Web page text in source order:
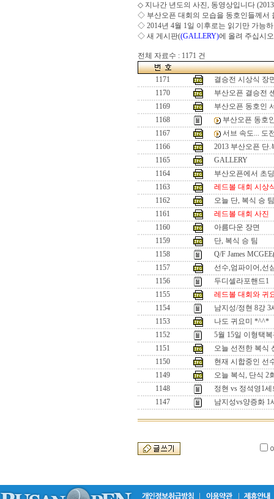
◇ 지나간 년도의 사진, 동영상입니다
◇ 부산오픈 대회의 모습을 동호인들께서
◇ 2014년 4월 1일 이후로는 읽기만 가능
◇ 새 게시판((GALLERY)에 올려 주십시오
전체 자료수 : 1171 건
1171
결승전 시상식 장
1170
부산오픈 결승전
1169
부산오픈 동호인
1168
부산오픈 동호
1167
서브 속도... 도
1166
2013 부산오픈 단
1165
GALLERY
1164
부산오픈에서 초
1163
레드볼 대회 시상
1162
오늘 단, 복식 승 팀
1161
레드볼 대회 사진
1160
아름다운 장면
1159
단, 복식 승 팀
1158
Q/F James
1157
선수,엄파이어,선
1156
두디셀라포핸드1
1155
레드볼 대회와 귀
1154
남지성/정현 8강 3
1153
나도 귀요미 *^^*
1152
5월 15일 이형택
1151
오늘 선전한 복식
1150
현재 시합중인 선
1149
오늘 복식, 단식 2
1148
정현 vs 정석영1
1147
남지성vs양증화 1